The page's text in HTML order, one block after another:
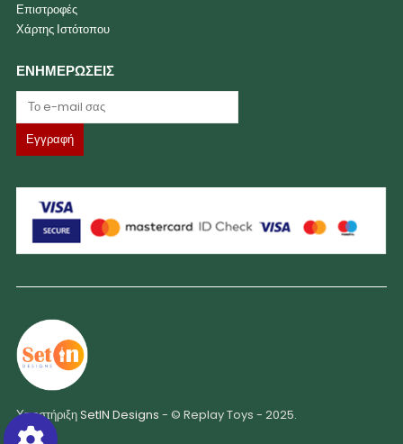
Επιστροφές
Χάρτης Ιστότοπου
ΕΝΗΜΕΡΩΣΕΙΣ
ΥποστήριξηSetIN Designs - © Replay Toys - 2025.